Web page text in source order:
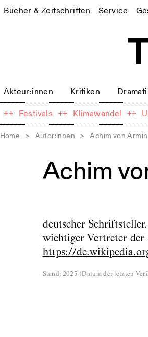
Bücher & Zeitschriften Service
Akteur:innen Kritiken
++ Festivals ++ Klimawandel ++
Home > Autor:innen > Achim von Armin
Achim
deutscher
wichtiger Vertreter der
https://
Stand: 2025 (Datum der letzten